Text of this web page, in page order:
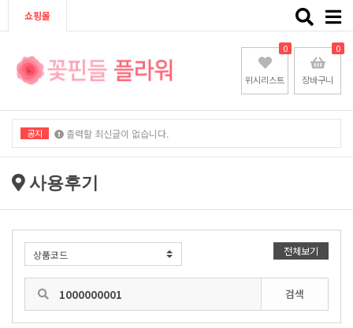
쇼핑몰
Toggle
위시리스트
0
장바구니
0
공지 출력할 최신글이 없습니다.
출력할 최신글이 없습니다.
사용후기
전체보기
검색